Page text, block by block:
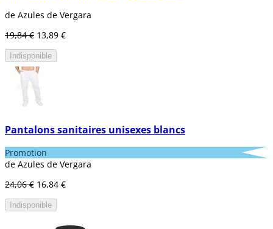
de Azules de Vergara
19,84 € 13,89 €
Indisponible
Pantalons sanitaires unisexes blancs
Promotion
de Azules de Vergara
24,06 € 16,84 €
Indisponible